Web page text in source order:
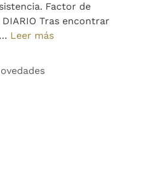
Factor de
DIARIO Tras encontrar
Leer más